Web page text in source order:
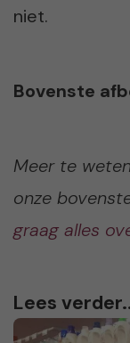
niet.
Bovenste
Meer te
onze
graag alles
Lees